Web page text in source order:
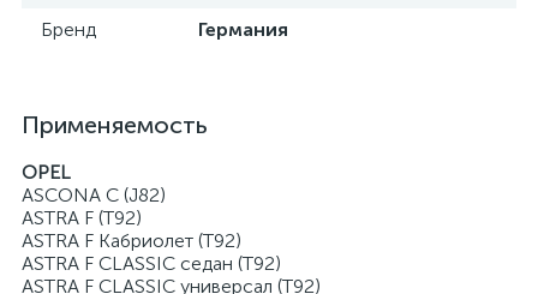
Бренд
Германия
Применяемость
OPEL
ASCONA C (J82)
ASTRA F (T92)
ASTRA F Кабриолет (T92)
ASTRA F CLASSIC седан (T92)
ASTRA F CLASSIC универсал (T92)